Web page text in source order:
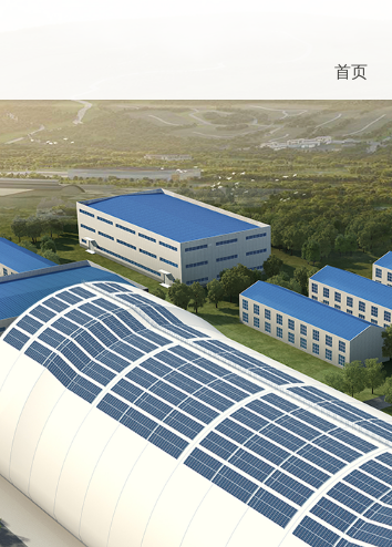
首页